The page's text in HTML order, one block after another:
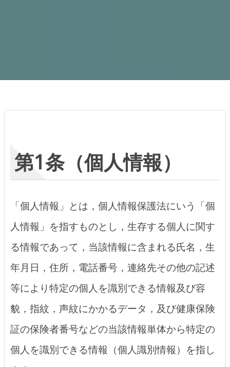
第1条（個人情報）
「個人情報」とは，個人情報保護法にいう「個
人情報」を指すものとし，生存する個人に関す
る情報であって，当該情報に含まれる氏名，生
年月日，住所，電話番号，連絡先その他の記述
等により特定の個人を識別できる情報及び容
貌，指紋，声紋にかかるデータ，及び健康保険
証の保険者番号などの当該情報単体から特定の
個人を識別できる情報（個人識別情報）を指し